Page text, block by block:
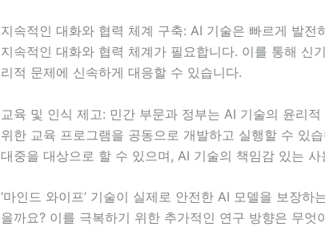
지속적인 대화와 협력 체계 구축: AI 기술은 빠르게 발전
지속적인 대화와 협력 체계가 필요합니다. 이를 통해 신
리적 문제에 신속하게 대응할 수 있습니다.
교육 및 인식 제고: 민간 부문과 정부는 AI 기술의 윤리
위한 교육 프로그램을 공동으로 개발하고 실행할 수 있
대중을 대상으로 할 수 있으며, AI 기술의 책임감 있는 사
‘마인드 와이프’ 기술이 실제로 안전한 AI 모델을 보장하
을까요? 이를 극복하기 위한 추가적인 연구 방향은 무엇